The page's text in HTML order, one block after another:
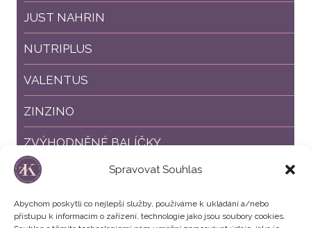
Spravovat Souhlas
Abychom poskytli co nejlepší služby, používáme k ukládání a/nebo
přístupu k informacím o zařízení, technologie jako jsou soubory cookies.
JUST NAHRIN
NUTRIPLUS
VALENTUS
ZINZINO
ZVÝHODNĚNÉ BALÍČKY
SLEVY %